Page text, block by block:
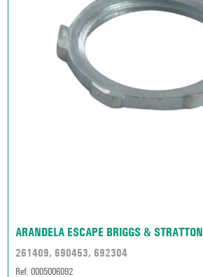
ARANDELA ESCAPE BRIGGS & STRATTON
261409, 690453, 692304
Ref. 0005006092